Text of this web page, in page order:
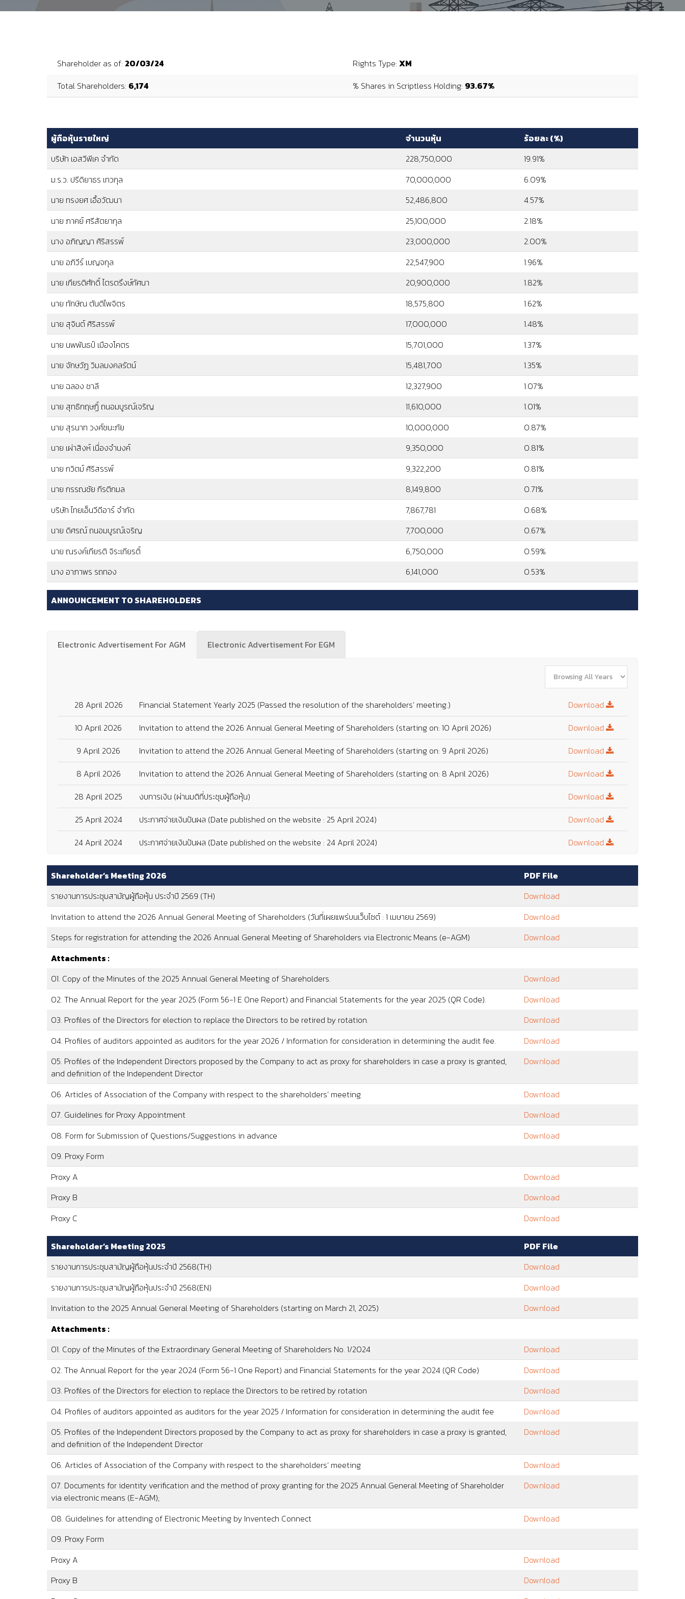
Shareholder as of: 20/03/24 Rights Type: XM
Total Shareholders: 6,174 % Shares in Scriptless Holding: 93.67%
ผู้ถือหุ้นรายใหญ่ จำนวนหุ้น
ร้อยละ (%)
บริษัท เอสวีพีเค จำกัด
228,750,000
19.91%
ม.ร.ว. ปรีดิยาธร เทวกุล
70,000,000
6.09%
นาย ทรงยศ เอื้อวัฒนา
52,486,800
4.57%
นาย ภาคย์ ศรีสัตยากุล
25,100,000
2.18%
นาง อภิญญา ศิริสรรพ์
23,000,000
2.00%
นาย อภิวีร์ เบญจกุล
22,547,900
1.96%
นาย เกียรติศักดิ์ ไตรตรึงษ์ทัศนา
20,900,000
1.82%
นาย ทักษิณ ตันติไพจิตร
18,575,800
1.62%
นาย สุจินต์ ศิริสรรพ์
17,000,000
1.48%
นาย นพพันธป์ เมืองโคตร
15,701,000
1.37%
นาย จักษวัฎ วิมลมงคลรัตน์
15,481,700
1.35%
นาย ฉลอง ชาลี
12,327,900
1.07%
นาย สุทธิกฤษฏิ์ ถนอมบูรณ์เจริญ
11,610,000
1.01%
นาย สุรนาท วงศ์ชนะภัย
10,000,000
0.87%
นาย เผ่าสิงห์ เนื่องจำนงค์
9,350,000
0.81%
นาย กวิตม์ ศิริสรรพ์
9,322,200
0.81%
นาย กรรณชัย กีรติกมล
8,149,800
0.71%
บริษัท ไทยเอ็นวีดีอาร์ จำกัด
7,867,781
0.68%
นาย ดิศรณ์ ถนอมบูรณ์เจริญ
7,700,000
0.67%
นาย ณรงค์เกียรติ จิระเกียรติ์
6,750,000
0.59%
นาง อาภาพร รถทอง
6,141,000 0.53%
ANNOUNCEMENT TO SHAREHOLDERS
Electronic Advertisement For AGM Electronic Advertisement For EGM
28 April 2026 Financial Statement Yearly 2025 (Passed the resolution of the shareholders' meeting.)
Download
10 April 2026
Invitation to attend the 2026 Annual General Meeting of Shareholders (starting on: 10 April 2026)
Download
9 April 2026
Invitation to attend the 2026 Annual General Meeting of Shareholders (starting on: 9 April 2026)
Download
8 April 2026
Invitation to attend the 2026 Annual General Meeting of Shareholders (starting on: 8 April 2026)
Download
28 April 2025
งบการเงิน (ผ่านมติที่ประชุมผู้ถือหุ้น)
Download
25 April 2024
ประกาศจ่ายเงินปันผล (Date published on the website : 25 April 2024)
Download
24 April 2024
ประกาศจ่ายเงินปันผล (Date published on the website : 24 April 2024)
Download
23 April 2024
งบการเงิน (ผ่านมติที่ประชุมผู้ถือหุ้น) (Date published on the website : 23 April 2024)
Download
23 April 2024
ประกาศจ่ายเงินปันผล (Date published on the website : 23 April 2024)
Download
22 March 2024
ประกาศโฆษณาทางสื่ออิเล็กทรอนิกส์_หนังสือเชิญประชุม 2024 (Date published on the website : 22 March 2024)
21 March 2024
ประกาศโฆษณาทางสื่ออิเล็กทรอนิกส์_หนังสือเชิญประชุม 2024 (Date published on the website : 21 March 2024)
20 March 2024
Shareholder’s Meeting 2026
PDF File
รายงานการประชุมสามัญผู้ถือหุ้น ประจำปี 2569 (TH)
Download
Invitation to attend the 2026 Annual General Meeting of Shareholders (วันที่เผยแพร่บนเว็บไซต์ : 1 เมษายน 2569)
Download
Steps for registration for attending the 2026 Annual General Meeting of Shareholders via Electronic Means (e-AGM)
Download
Attachments :
01. Copy of the Minutes of the 2025 Annual General Meeting of Shareholders.
Download
02. The Annual Report for the year 2025 (Form 56-1 E One Report) and Financial Statements for the year 2025 (QR Code).
Download
03. Profiles of the Directors for election to replace the Directors to be retired by rotation.
Download
04. Profiles of auditors appointed as auditors for the year 2026 / Information for consideration in determining the audit fee.
Download
05. Profiles of the Independent Directors proposed by the Company to act as proxy for shareholders in case a proxy is granted,
and definition of the Independent Director
Download
06. Articles of Association of the Company with respect to the shareholders’ meeting
Download
07. Guidelines for Proxy Appointment
Download
08. Form for Submission of Questions/Suggestions in advance
Download
09. Proxy Form
Proxy A
Download
Proxy B
Download
Proxy C
Download
Shareholder’s Meeting 2025
PDF File
รายงานการประชุมสามัญผู้ถือหุ้นประจำปี 2568(TH)
Download
รายงานการประชุมสามัญผู้ถือหุ้นประจำปี 2568(EN)
Download
Invitation to the 2025 Annual General Meeting of Shareholders (starting on March 21, 2025)
Download
Attachments :
01. Copy of the Minutes of the Extraordinary General Meeting of Shareholders No. 1/2024
Download
02. The Annual Report for the year 2024 (Form 56-1 One Report) and Financial Statements for the year 2024 (QR Code)
Download
03. Profiles of the Directors for election to replace the Directors to be retired by rotation
Download
04. Profiles of auditors appointed as auditors for the year 2025 / Information for consideration in determining the audit fee
Download
05. Profiles of the Independent Directors proposed by the Company to act as proxy for shareholders in case a proxy is granted,
and definition of the Independent Director
Download
06. Articles of Association of the Company with respect to the shareholders’ meeting
Download
07. Documents for identity verification and the method of proxy granting for the 2025 Annual General Meeting of Shareholder
via electronic means (E-AGM);
Download
08. Guidelines for attending of Electronic Meeting by Inventech Connect
Download
09. Proxy Form
Proxy A
Download
Proxy B
Download